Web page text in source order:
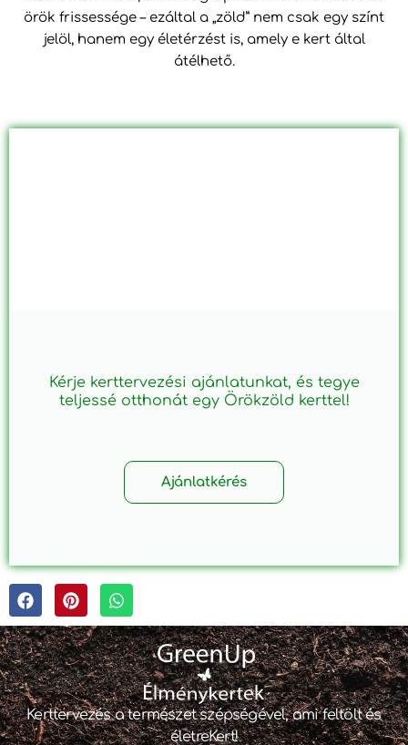
örök frissessége – ezáltal a „zöld” nem csak egy színt
jelöl, hanem egy életérzést is, amely e kert által
átélhető.
Kérje kerttervezési ajánlatunkat, és tegye
teljessé otthonát egy Örökzöld kerttel!
Ajánlatkérés
Kerttervezés a természet szépségével, ami feltölt és
életreKert!